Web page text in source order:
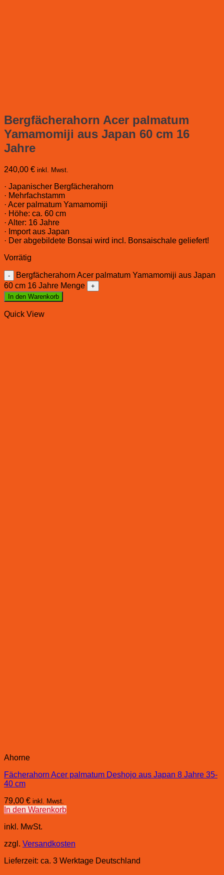
Bergfächerahorn Acer palmatum
Yamamomiji aus Japan 60 cm 16
Jahre
240,00 € inkl. Mwst.
· Japanischer Bergfächerahorn
· Mehrfachstamm
· Acer palmatum Yamamomiji
· Höhe: ca. 60 cm
· Alter: 16 Jahre
· Import aus Japan
· Der abgebildete Bonsai wird incl. Bonsaischale geliefert!
Vorrätig
Bergfächerahorn Acer palmatum Yamamomiji aus Japan
60 cm 16 Jahre Menge
In den Warenkorb
Quick View
Ahorne
Fächerahorn Acer palmatum Deshojo aus Japan 8 Jahre 35-
40 cm
79,00 € inkl. Mwst.
In den Warenkorb
inkl. MwSt.
zzgl. Versandkosten
Lieferzeit: ca. 3 Werktage Deutschland